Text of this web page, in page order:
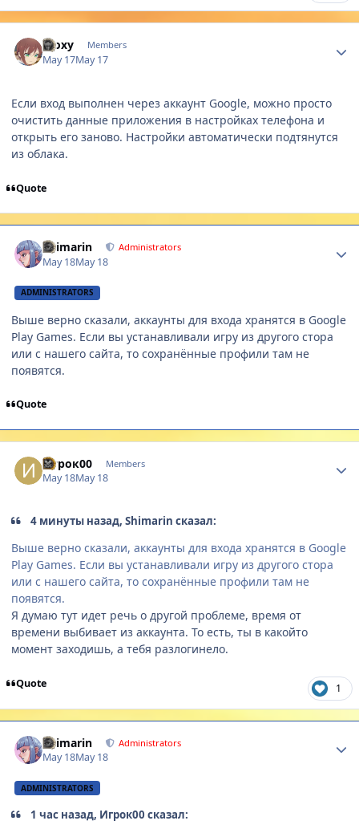
IRoxy Members
May 17May 17
Если вход выполнен через аккаунт Google, можно просто
очистить данные приложения в настройках телефона и
открыть его заново. Настройки автоматически подтянутся
из облака.
Quote
Shimarin Administrators
May 18May 18
ADMINISTRATORS
Выше верно сказали, аккаунты для входа хранятся в Google
Play Games. Если вы устанавливали игру из другого стора
или с нашего сайта, то сохранённые профили там не
появятся.
Quote
Игрок00 Members
May 18May 18
4 минуты назад, Shimarin сказал:
Выше верно сказали, аккаунты для входа хранятся в Google
Play Games. Если вы устанавливали игру из другого стора
или с нашего сайта, то сохранённые профили там не
появятся.
Я думаю тут идет речь о другой проблеме, время от
времени выбивает из аккаунта. То есть, ты в какойто
момент заходишь, а тебя разлогинело.
Quote 1
Shimarin Administrators
May 18May 18
ADMINISTRATORS
1 час назад, Игрок00 сказал: